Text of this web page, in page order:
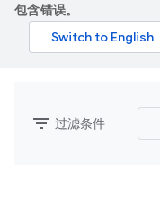
包含错误。
filter_list 过滤条件